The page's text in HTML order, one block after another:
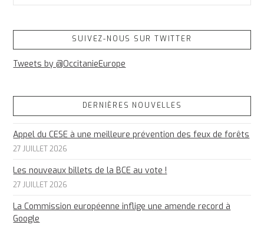
SUIVEZ-NOUS SUR TWITTER
Tweets by @OccitanieEurope
DERNIÈRES NOUVELLES
Appel du CESE à une meilleure prévention des feux de forêts
27 JUILLET 2026
Les nouveaux billets de la BCE au vote !
27 JUILLET 2026
La Commission européenne inflige une amende record à
Google